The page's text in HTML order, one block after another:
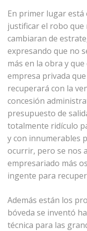
En primer lugar está
justificar el robo que
cambiaran de
expresando que no
más en la obra y
empresa privada
recuperará con la
concesión
presupuesto de
totalmente ridículo
y con innumerables
ocurrir, pero se nos
empresariado más
ingente para
Además están los
bóveda se inventó
técnica para las